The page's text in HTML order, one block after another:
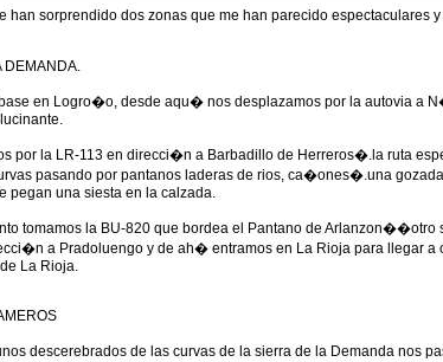
han sorprendido dos zonas que me han parecido
DEMANDA.
en Logro�o, desde aqu� nos desplazamos por la autovia a
por la LR-113 en direcci�n a Barbadillo de Herreros�.la ruta
pasando por pantanos laderas de rios, ca�ones�.una
pegan una siesta en la calzada.
tomamos la BU-820 que bordea el Pantano de
a Pradoluengo y de ah� entramos en La Rioja para llegar
La Rioja.
descerebrados de las curvas de la sierra de la Demanda nos